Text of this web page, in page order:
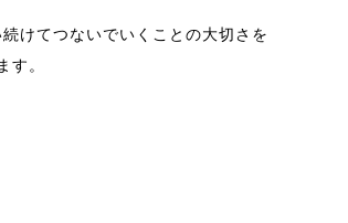
けてつないでいくことの大切さを
す。